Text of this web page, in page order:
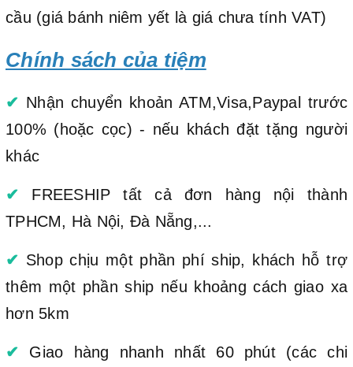
cầu (giá bánh niêm yết là giá chưa tính VAT)
Chính sách của tiệm
✔ Nhận chuyển khoản ATM,Visa,Paypal trước
100% (hoặc cọc) - nếu khách đặt tặng người
khác
✔ FREESHIP tất cả đơn hàng nội thành
TPHCM, Hà Nội, Đà Nẵng,...
✔ Shop chịu một phần phí ship, khách hỗ trợ
thêm một phần ship nếu khoảng cách giao xa
hơn 5km
✔ Giao hàng nhanh nhất 60 phút (các chi